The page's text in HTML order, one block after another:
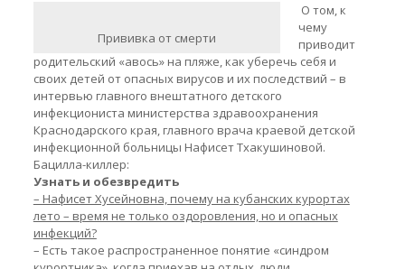
Прививка от смерти
О том, к
чему
приводит
родительский «авось» на пляже, как уберечь себя и
своих детей от опасных вирусов и их последствий – в
интервью главного внештатного детского
инфекциониста министерства здравоохранения
Краснодарского края, главного врача краевой детской
инфекционной больницы Нафисет Тхакушиновой.
Бацилла-киллер:
Узнать и обезвредить
– Нафисет Хусейновна, почему на кубанских курортах
лето – время не только оздоровления, но и опасных
инфекций?
– Есть такое распространенное понятие «синдром